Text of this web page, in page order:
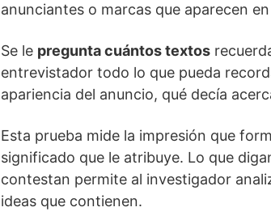
anunciantes o marcas que aparecen
Se le pregunta cuántos textos
entrevistador todo lo que pueda
apariencia del anuncio, qué decía
Esta prueba mide la impresión que
significado que le atribuye. Lo que
contestan permite al investigador
ideas que contienen.